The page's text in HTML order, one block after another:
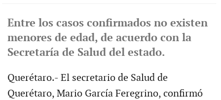
Entre los casos confirmados no existen
menores de edad, de acuerdo con la
Secretaría de Salud del estado.
Querétaro.- El secretario de Salud de
Querétaro, Mario García Feregrino, confirmó